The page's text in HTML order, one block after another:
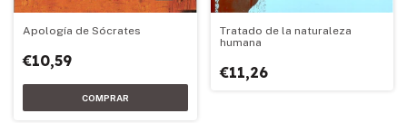
Apología de Sócrates
€10,59
Tratado de la naturaleza
humana
€11,26